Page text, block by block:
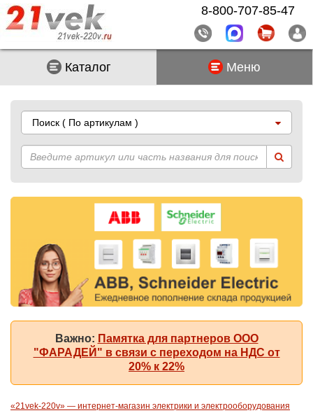
Каталог Меню
Поиск ( По артикулам )
Важно: Памятка для партнеров ООО
"ФАРАДЕЙ" в связи с переходом на НДС от
20% к 22%
«21vek-220v» — интернет-магазин электрики и электрооборудования
8-800-707-85-47